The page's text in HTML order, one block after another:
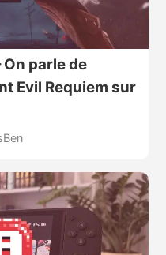
On parle de
Evil Requiem sur